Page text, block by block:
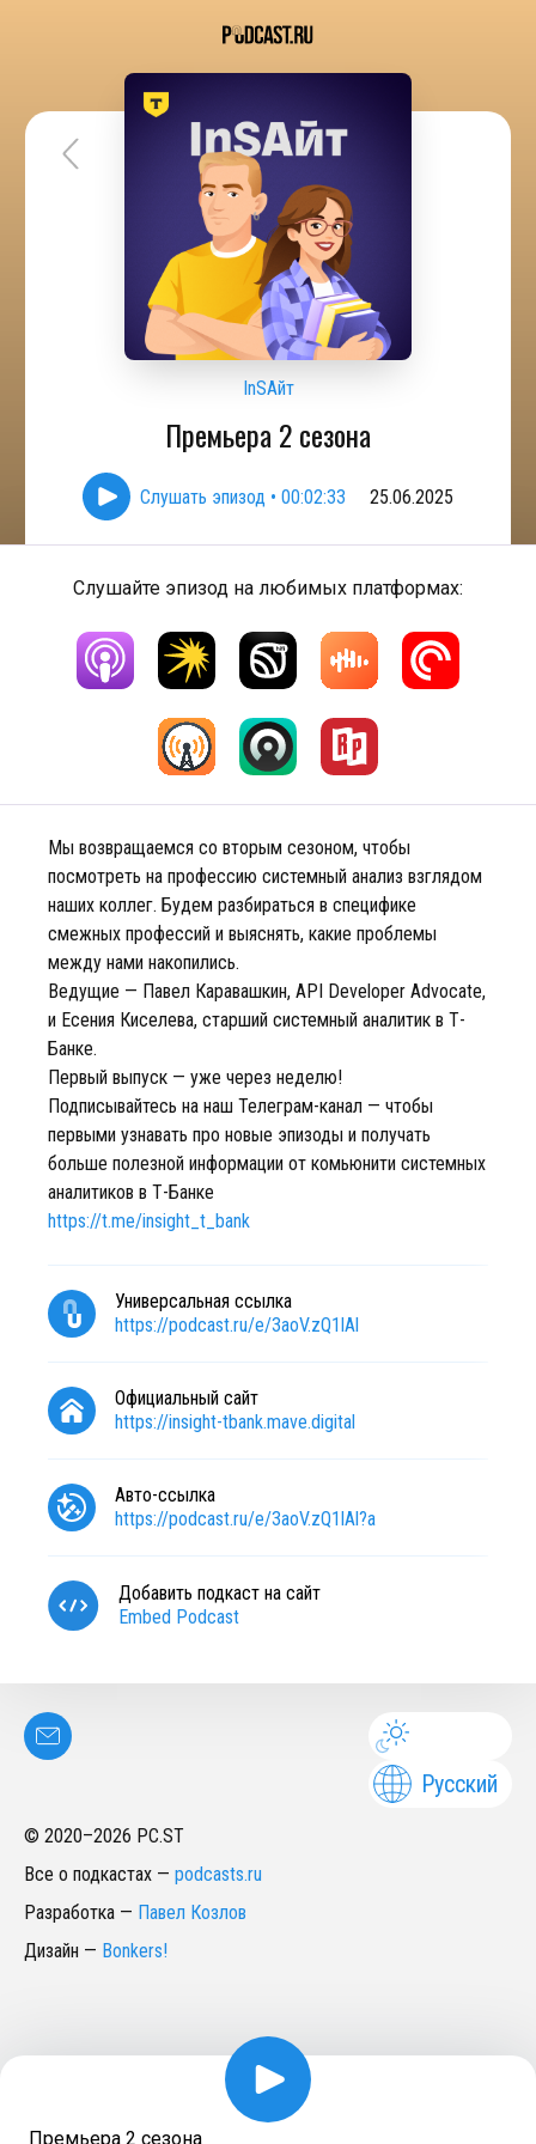
InSAйт
Премьера 2 сезона
Слушать эпизод • 00:02:33 25.06.2025
Слушайте эпизод на любимых платформах:
Мы возвращаемся со вторым сезоном, чтобы
посмотреть на профессию системный анализ взглядом
наших коллег. Будем разбираться в специфике
смежных профессий и выяснять, какие проблемы
между нами накопились.
Ведущие — Павел Каравашкин, API Developer Advocate,
и Есения Киселева, старший системный аналитик в Т-
Банке.
Первый выпуск — уже через неделю!
Подписывайтесь на наш Телеграм-канал — чтобы
первыми узнавать про новые эпизоды и получать
больше полезной информации от комьюнити системных
аналитиков в Т-Банке
https://t.me/insight_t_bank
Универсальная ссылка
https://podcast.ru/e/3aoV.zQ1lAl
Официальный сайт
https://insight-tbank.mave.digital
Авто-ссылка
https://podcast.ru/e/3aoV.zQ1lAl?a
Добавить подкаст на сайт
Embed Podcast
Русский
© 2020–2026 PC.ST
Все о подкастах — podcasts.ru
Разработка — Павел Козлов
Дизайн — Bonkers!
Премьера 2 сезона